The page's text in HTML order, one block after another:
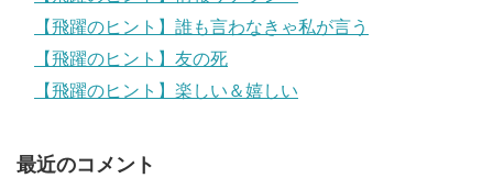
【飛躍のヒント】誰も言わなきゃ私が言う
【飛躍のヒント】友の死
【飛躍のヒント】楽しい＆嬉しい
最近のコメント